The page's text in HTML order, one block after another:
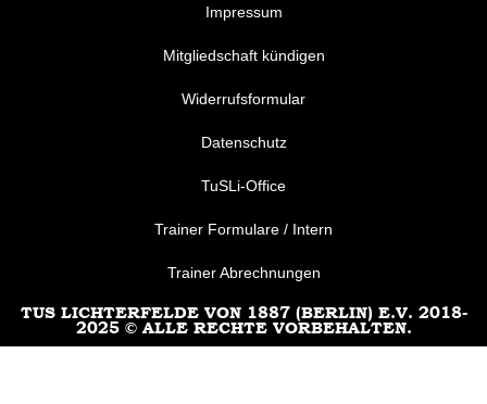
Impressum
Mitgliedschaft kündigen
Widerrufsformular
Datenschutz
TuSLi-Office
Trainer Formulare / Intern
Trainer Abrechnungen
TUS LICHTERFELDE VON 1887 (BERLIN) E.V. 2018-
2025 © ALLE RECHTE VORBEHALTEN.